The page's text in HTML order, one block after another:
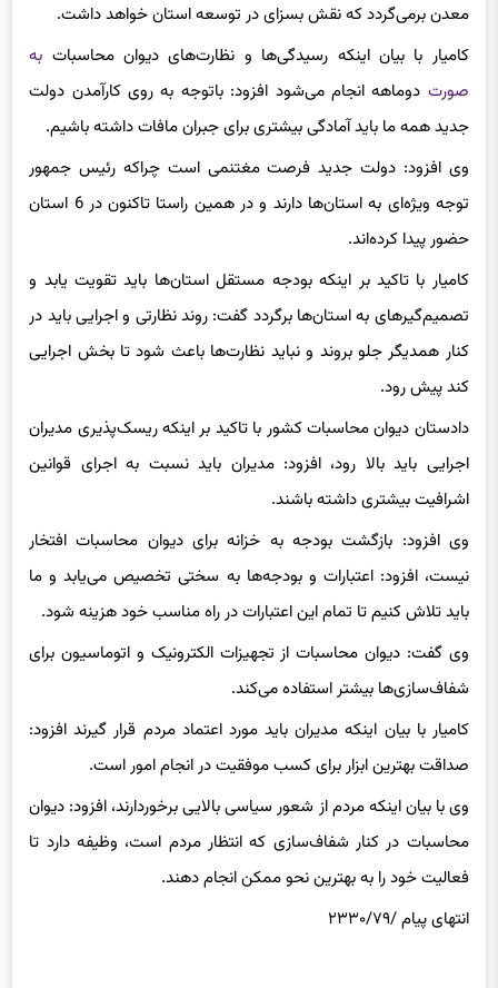
معدن برمی‌گردد که نقش بسزای در توسعه استان خواهد داشت.
کامیار با بیان اینکه رسیدگی‌ها و نظارت‌های دیوان محاسبات به
صورت دوماهه انجام می‌شود افزود: باتوجه به روی کارآمدن دولت
جدید همه ما باید آمادگی بیشتری برای جبران مافات داشته باشیم.
وی افزود: دولت جدید فرصت مغتنمی است چراکه رئیس جمهور
توجه ویژه‌ای به استان‌ها دارند و در همین راستا تاکنون در 6 استان
حضور پیدا کرده‌اند.
کامیار با تاکید بر اینکه بودجه مستقل استان‌ها باید تقویت یابد و
تصمیم‌گیرهای به استان‌ها برگردد گفت: روند نظارتی و اجرایی باید در
کنار همدیگر جلو بروند و نباید نظارت‌ها باعث شود تا بخش اجرایی
کند پیش رود.
دادستان دیوان محاسبات کشور با تاکید بر اینکه ریسک‌پذیری مدیران
اجرایی باید بالا رود، افزود: مدیران باید نسبت به اجرای قوانین
اشرافیت بیشتری داشته باشند.
وی افزود: بازگشت بودجه به خزانه برای دیوان محاسبات افتخار
نیست، افزود: اعتبارات و بودجه‌ها به سختی تخصیص می‌یابد و ما
باید تلاش کنیم تا تمام این اعتبارات در راه مناسب خود هزینه شود.
وی گفت: دیوان محاسبات از تجهیزات الکترونیک و‌ اتوماسیون برای
شفاف‌سازی‌ها بیشتر استفاده می‌کند.
کامیار با بیان اینکه مدیران باید مورد اعتماد مردم قرار گیرند افزود:
صداقت بهترین ابزار برای کسب موفقیت در انجام امور است.
وی با بیان اینکه مردم از شعور سیاسی بالایی برخوردارند، افزود: دیوان
محاسبات در کنار شفاف‌سازی که انتظار مردم است، وظیفه دارد تا
فعالیت خود را به بهترین نحو ممکن انجام دهند.
انتهای پیام /۲۳۳۰/۷۹